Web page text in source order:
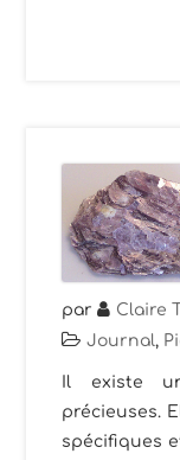
par Claire
Journal,
Il existe
précieuses.
spécifiques